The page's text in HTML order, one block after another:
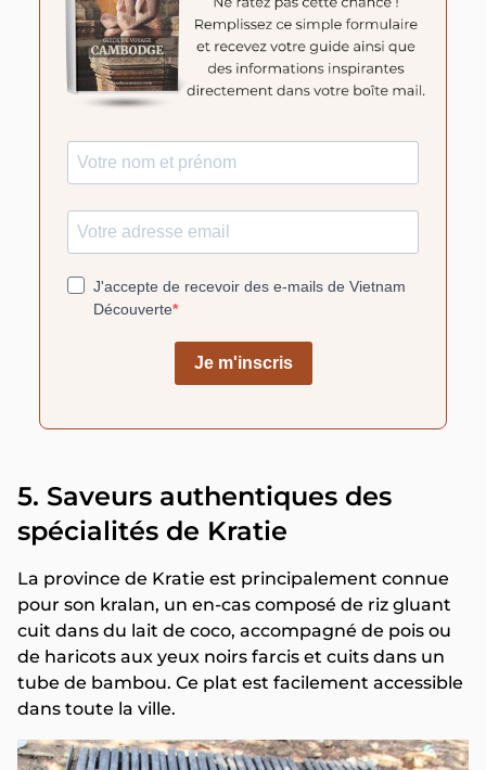
5. Saveurs authentiques des
spécialités de Kratie
La province de Kratie est principalement connue
pour son kralan, un en-cas composé de riz gluant
cuit dans du lait de coco, accompagné de pois ou
de haricots aux yeux noirs farcis et cuits dans un
tube de bambou. Ce plat est facilement accessible
dans toute la ville.